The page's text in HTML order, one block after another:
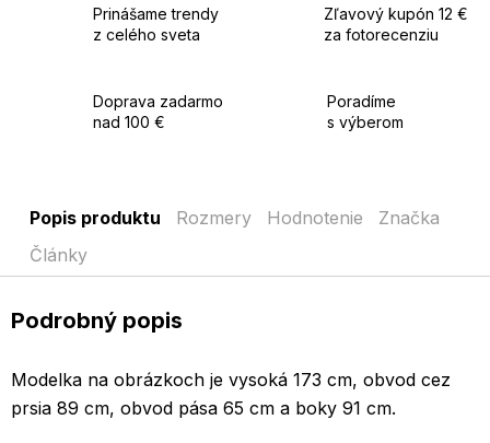
Prinášame trendy
z celého sveta
Zľavový kupón 12 €
za fotorecenziu
Doprava zadarmo
nad 100 €
Poradíme
s výberom
Popis produktu Rozmery Hodnotenie
Značka
Články
Podrobný popis
Modelka na obrázkoch je vysoká 173 cm, obvod cez
prsia 89 cm, obvod pása 65 cm a boky 91 cm.